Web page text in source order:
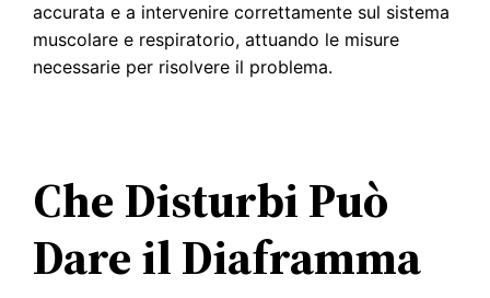
accurata e a intervenire correttamente sul sistema
muscolare e respiratorio, attuando le misure
necessarie per risolvere il problema.
Che Disturbi Può
Dare il Diaframma